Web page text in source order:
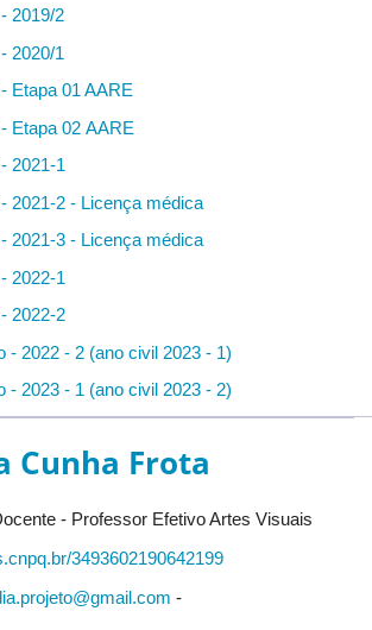
2019/2
2020/1
Etapa 01 AARE
Etapa 02 AARE
2021-1
2021-2 - Licença médica
2021-3 - Licença médica
2022-1
2022-2
- 2022 - 2 (ano civil 2023 - 1)
- 2023 - 1 (ano civil 2023 - 2)
Cunha Frota
- Professor Efetivo Artes Visuais
3493602190642199
-